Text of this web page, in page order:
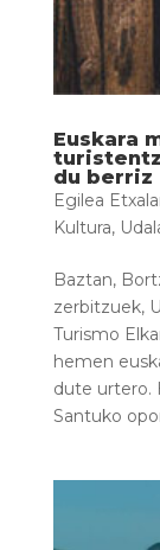
Euskara
du berriz
Egilea
Kultura,
Baztan,
zerbitzuek,
Turismo
hemen
dute urtero.
Santuko